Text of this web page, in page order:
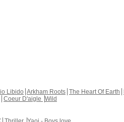
Libido Arkham Roots The Heart Of Earth
Coeur D'aigle Wild